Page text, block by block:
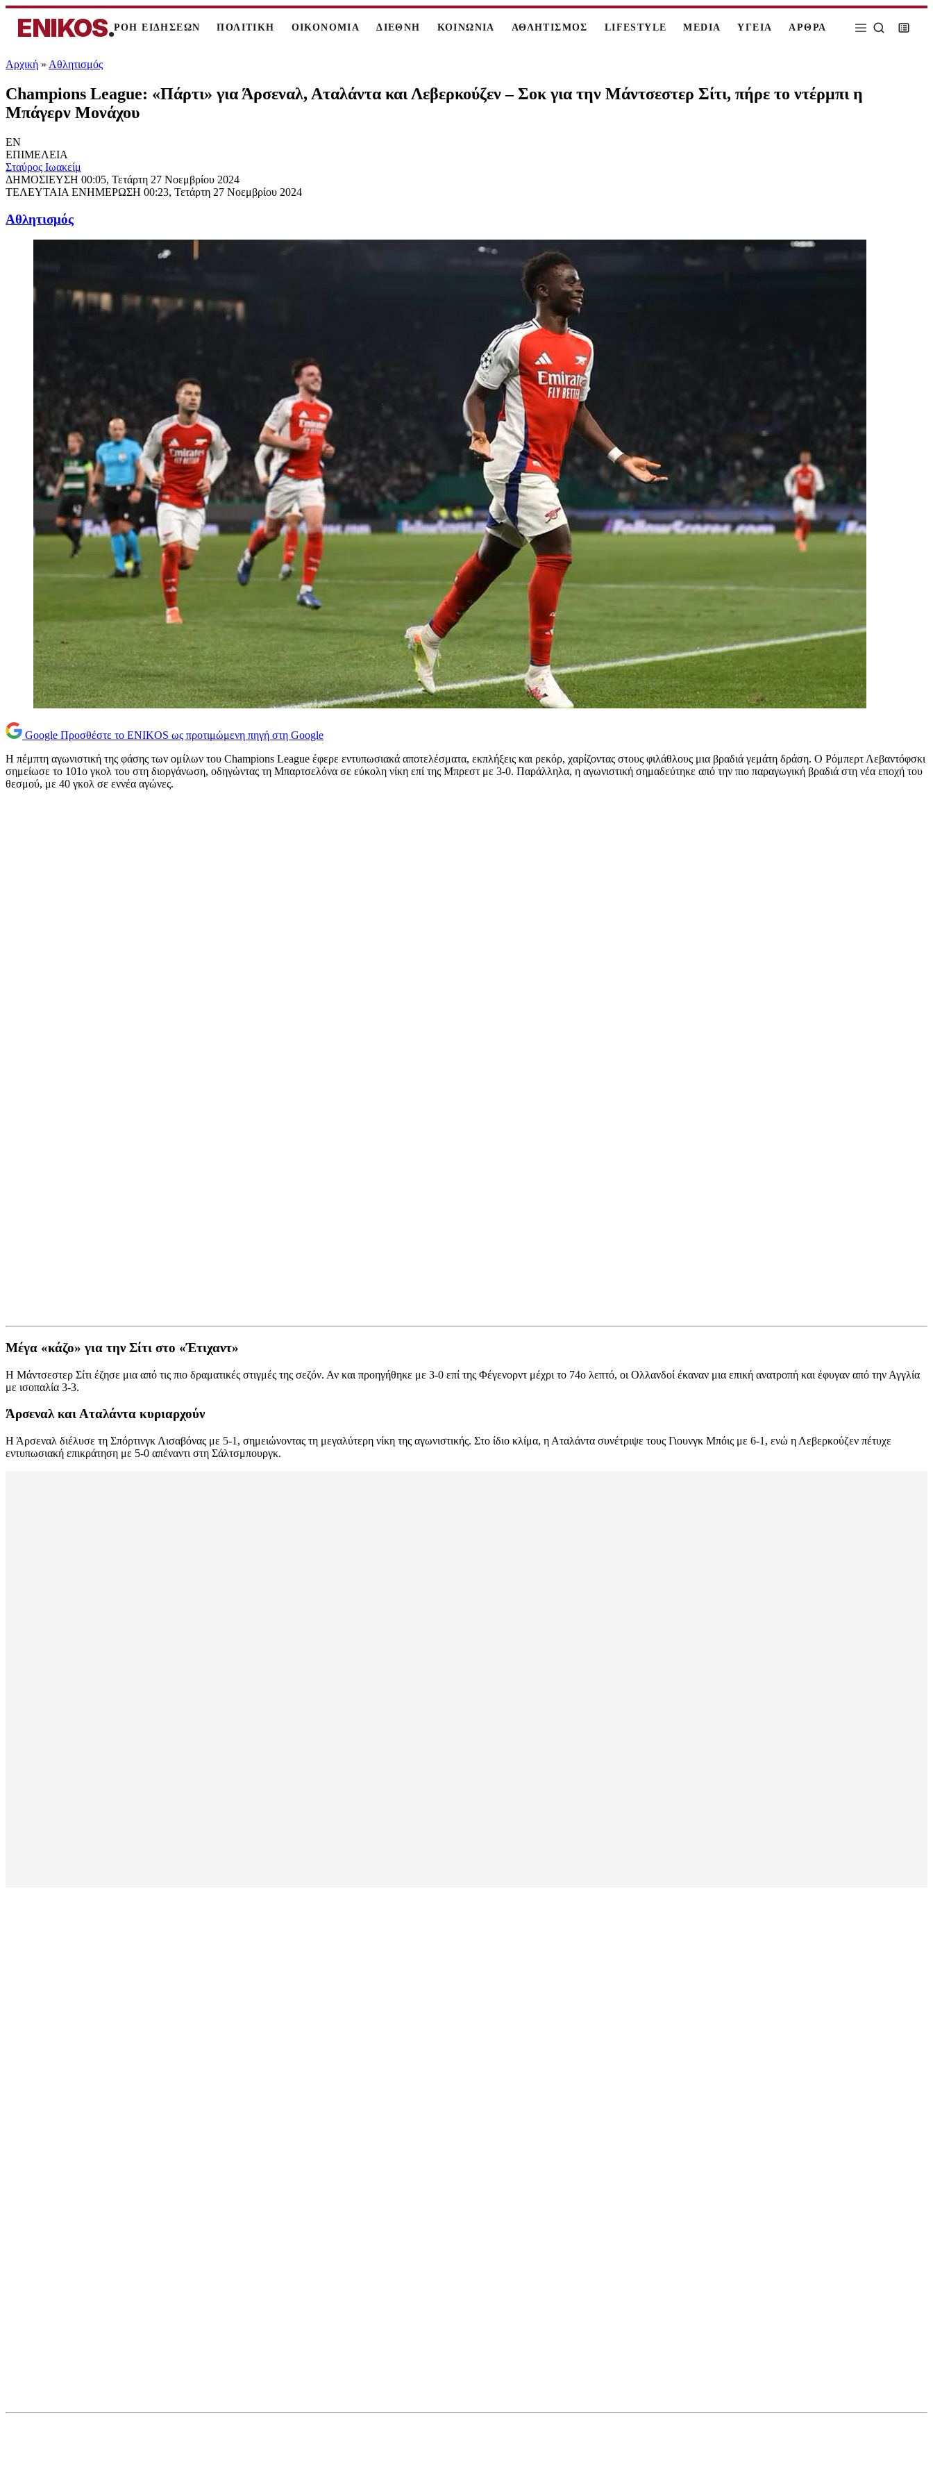
ENIKOS.ΡΟΗ ΕΙΔΗΣΕΩΝ ΠΟΛΙΤΙΚΗ ΟΙΚΟΝΟΜΙΑ ΔΙΕΘΝΗ ΚΟΙΝΩΝΙΑ ΑΘΛΗΤΙΣΜΟΣ LIFESTYLE MEDIA ΥΓΕΙΑ ΑΡΘΡΑ
Αρχική » Αθλητισμός
Champions League: «Πάρτι» για Άρσεναλ, Αταλάντα και Λεβερκούζεν – Σοκ για την Μάντσεστερ Σίτι, πήρε το ντέρμπι η
Μπάγερν Μονάχου
EN
ΕΠΙΜΕΛΕΙΑ
Σταύρος Ιωακείμ
ΔΗΜΟΣΙΕΥΣΗ 00:05, Τετάρτη 27 Νοεμβρίου 2024
ΤΕΛΕΥΤΑΙΑ ΕΝΗΜΕΡΩΣΗ 00:23, Τετάρτη 27 Νοεμβρίου 2024
Αθλητισμός
Google Προσθέστε το ENIKOS ως προτιμώμενη πηγή στη Google
Η πέμπτη αγωνιστική της φάσης των ομίλων του Champions League έφερε εντυπωσιακά αποτελέσματα, εκπλήξεις και ρεκόρ, χαρίζοντας στους φιλάθλους μια βραδιά γεμάτη δράση. Ο Ρόμπερτ Λεβαντόφσκι
σημείωσε το 101ο γκολ του στη διοργάνωση, οδηγώντας τη Μπαρτσελόνα σε εύκολη νίκη επί της Μπρεστ με 3-0. Παράλληλα, η αγωνιστική σημαδεύτηκε από την πιο παραγωγική βραδιά στη νέα εποχή του
θεσμού, με 40 γκολ σε εννέα αγώνες.
Μέγα «κάζο» για την Σίτι στο «Έτιχαντ»
Η Μάντσεστερ Σίτι έζησε μια από τις πιο δραματικές στιγμές της σεζόν. Αν και προηγήθηκε με 3-0 επί της Φέγενορντ μέχρι το 74ο λεπτό, οι Ολλανδοί έκαναν μια επική ανατροπή και έφυγαν από την Αγγλία
με ισοπαλία 3-3.
Άρσεναλ και Αταλάντα κυριαρχούν
Η Άρσεναλ διέλυσε τη Σπόρτινγκ Λισαβόνας με 5-1, σημειώνοντας τη μεγαλύτερη νίκη της αγωνιστικής. Στο ίδιο κλίμα, η Αταλάντα συνέτριψε τους Γιουνγκ Μπόις με 6-1, ενώ η Λεβερκούζεν πέτυχε
εντυπωσιακή επικράτηση με 5-0 απέναντι στη Σάλτσμπουργκ.